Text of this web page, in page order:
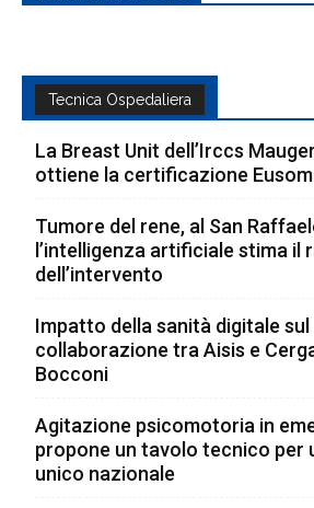
Tecnica Ospedaliera
La Breast Unit dell’Irccs
ottiene la certificazione
Tumore del rene, al San
l’intelligenza artificiale stima il
dell’intervento
Impatto della sanità digitale sul
collaborazione tra Aisis e
Bocconi
Agitazione psicomotoria in
propone un tavolo tecnico per
unico nazionale